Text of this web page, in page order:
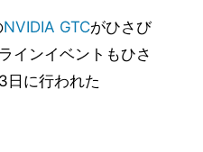
NVIDIA GTCがひさび
インイベントもひさ
日に行われた